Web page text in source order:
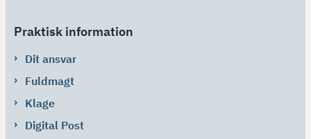
Praktisk information
Dit ansvar
Fuldmagt
Klage
Digital Post